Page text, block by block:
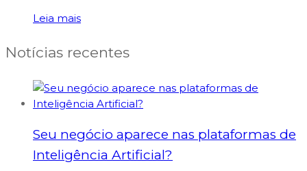
Leia mais
Notícias recentes
Seu negócio aparece nas plataformas de
Inteligência Artificial?